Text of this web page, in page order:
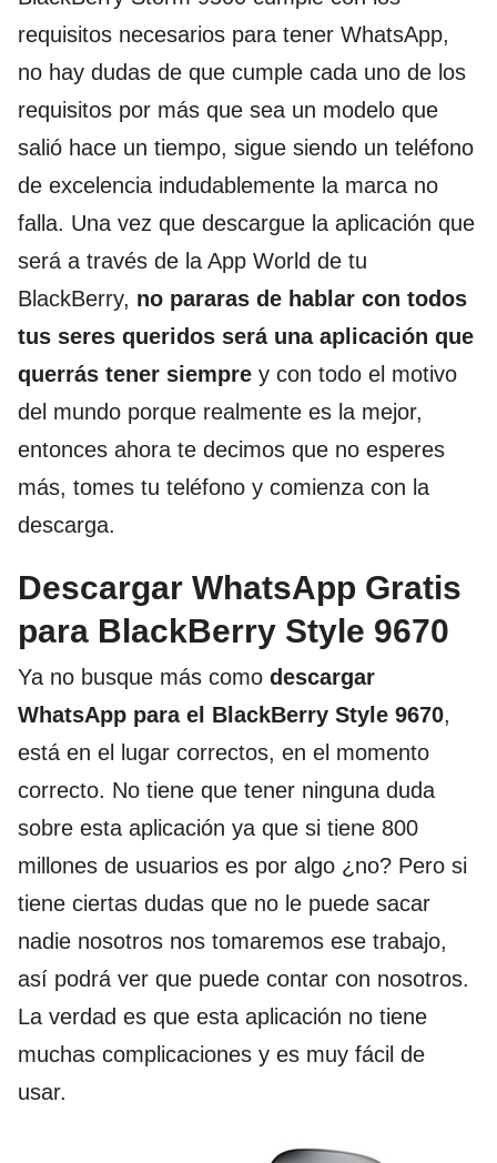
requisitos necesarios para tener WhatsApp,
no hay dudas de que cumple cada uno de los
requisitos por más que sea un modelo que
salió hace un tiempo, sigue siendo un teléfono
de excelencia indudablemente la marca no
falla. Una vez que descargue la aplicación que
será a través de la App World de tu
BlackBerry, no pararas de hablar con todos
tus seres queridos será una aplicación que
querrás tener siempre y con todo el motivo
del mundo porque realmente es la mejor,
entonces ahora te decimos que no esperes
más, tomes tu teléfono y comienza con la
descarga.
Descargar WhatsApp Gratis
para BlackBerry Style 9670
Ya no busque más como descargar
WhatsApp para el BlackBerry Style 9670,
está en el lugar correctos, en el momento
correcto. No tiene que tener ninguna duda
sobre esta aplicación ya que si tiene 800
millones de usuarios es por algo ¿no? Pero si
tiene ciertas dudas que no le puede sacar
nadie nosotros nos tomaremos ese trabajo,
así podrá ver que puede contar con nosotros.
La verdad es que esta aplicación no tiene
muchas complicaciones y es muy fácil de
usar.